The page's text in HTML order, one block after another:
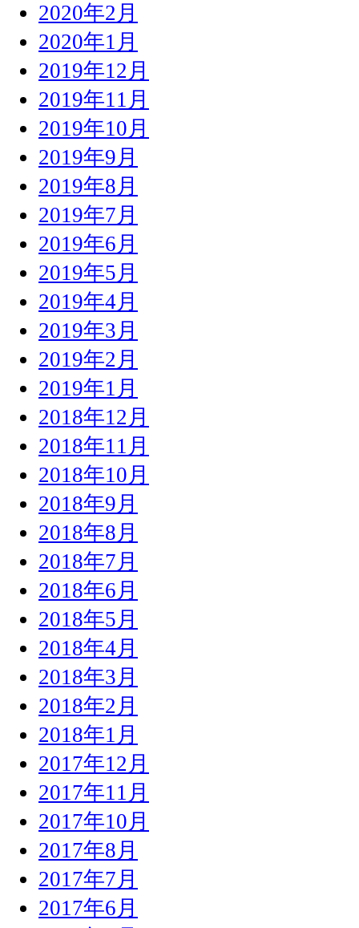
2020年2月
2020年1月
2019年12月
2019年11月
2019年10月
2019年9月
2019年8月
2019年7月
2019年6月
2019年5月
2019年4月
2019年3月
2019年2月
2019年1月
2018年12月
2018年11月
2018年10月
2018年9月
2018年8月
2018年7月
2018年6月
2018年5月
2018年4月
2018年3月
2018年2月
2018年1月
2017年12月
2017年11月
2017年10月
2017年8月
2017年7月
2017年6月